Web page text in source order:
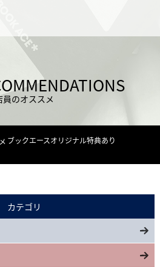
員のオススメ
ブックエースオリジナル特典あり
カテゴリ